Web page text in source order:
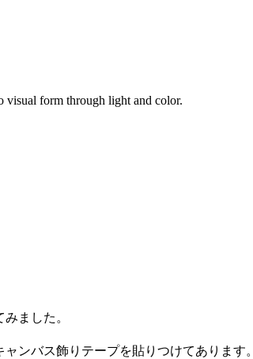
visual form through light and color.
ました。
ンバス飾りテープを貼りつけてあります。